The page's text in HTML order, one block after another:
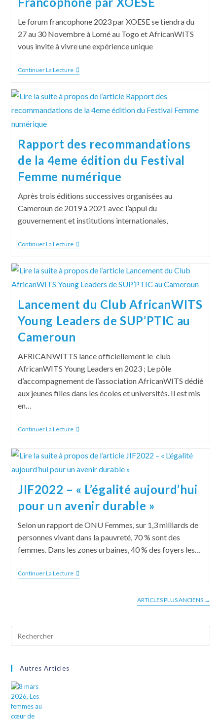
Le forum francophone 2023 par XOESE se tiendra du
27 au 30 Novembre à Lomé au Togo et AfricanWITS
vous invite à vivre une expérience unique
Continuer La Lecture
Rapport des recommandations
de la 4eme édition du Festival
Femme numérique
Après trois éditions successives organisées au
Cameroun de 2019 à 2021 avec l’appui du
gouvernement et institutions internationales,
Continuer La Lecture
Lancement du Club AfricanWITS
Young Leaders de SUP’PTIC au
Cameroun
AFRICANWITTS lance officiellement le club
AfricanWITS Young Leaders en 2023 ; Le pôle
d’accompagnement de l’association AfricanWITS dédié
aux jeunes filles dans les écoles et universités. Il est mis
en…
Continuer La Lecture
JIF2022 – « L’égalité aujourd’hui
pour un avenir durable »
Selon un rapport de ONU Femmes, sur 1,3 milliards de
personnes vivant dans la pauvreté, 70 % sont des
femmes. Dans les zones urbaines, 40 % des foyers les…
Continuer La Lecture
ARTICLES PLUS ANCIENS →
Autres Articles